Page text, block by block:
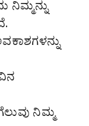
ನಿಮ್ಮನ್ನು
ನಿಮ್ಮ